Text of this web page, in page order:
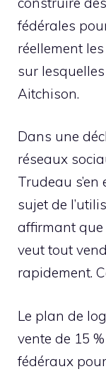
fédérales
réellement
sur
Aitchison.
Dans une
réseaux
Trudeau
sujet de
affirmant que
veut tout
rapidement.
Le plan de
vente de 15
fédéraux